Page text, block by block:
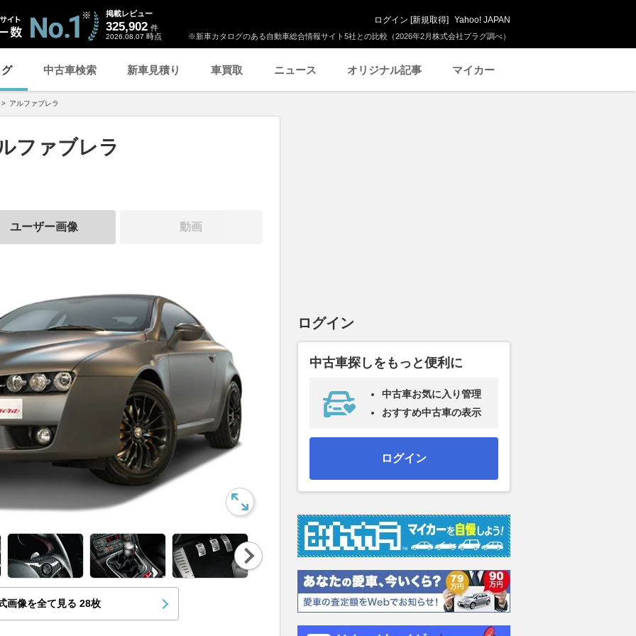
※新車カタログのある自動車総合情報サイト5社との比較（2026年2月株式会社プラグ調べ）
掲載レビュー
325,902 件
2026.08.07 時点
ログイン [新規取得] Yahoo! JAPAN
中古車検索 新車見積り 車買取 ニュース オリジナル記事 マイカー
アルファブレラ
ファブレラ
ユーザー画像 動画
Nex
t
画像を全て見る 28枚
ログイン
中古車探しをもっと便利に
中古車お気に入り管理
おすすめ中古車の表示
ログイン